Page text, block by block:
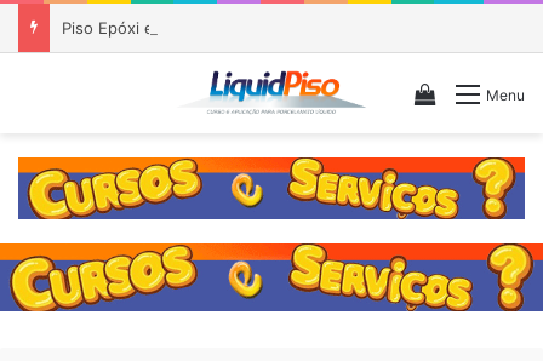
Piso Epóxi em Banheiro Anália Franco SP
Menu
Veja seu